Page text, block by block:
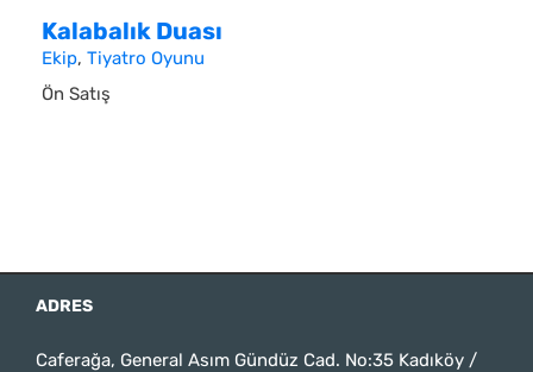
Kalabalık Duası
Ekip, Tiyatro Oyunu
Ön Satış
ADRES
Caferağa, General Asım Gündüz Cad. No:35 Kadıköy /